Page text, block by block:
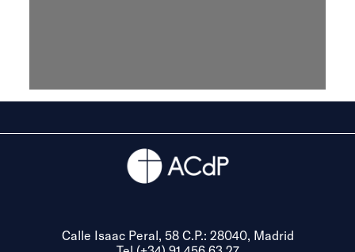
Calle Isaac Peral, 58 C.P.: 28040, Madrid